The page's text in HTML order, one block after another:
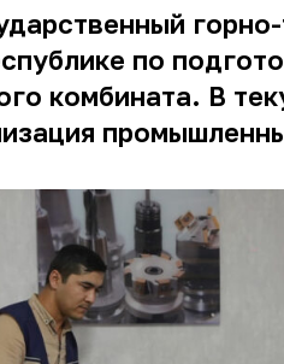
е по
комбината. В